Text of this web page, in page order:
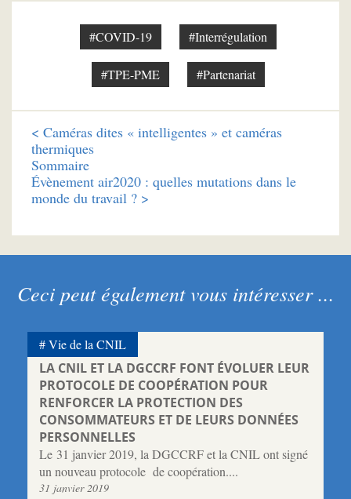
#COVID-19 #Interrégulation
#TPE-PME #Partenariat
< Caméras dites « intelligentes » et caméras
thermiques
Sommaire
Évènement air2020 : quelles mutations dans le
monde du travail ? >
Ceci peut également vous intéresser ...
LA CNIL ET LA DGCCRF FONT ÉVOLUER LEUR
PROTOCOLE DE COOPÉRATION POUR
RENFORCER LA PROTECTION DES
CONSOMMATEURS ET DE LEURS DONNÉES
PERSONNELLES
Le 31 janvier 2019, la DGCCRF et la CNIL ont signé
un nouveau protocole de coopération....
31 janvier 2019
Vie de la CNIL